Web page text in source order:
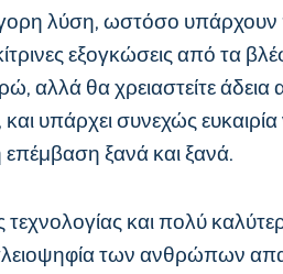
λύση, ωστόσο
εξογκώσεις από τα
αλλά θα χρειαστείτε
υπάρχει συνεχώς
επέμβαση ξανά και ξανά.
και πολύ
των ανθρώπων